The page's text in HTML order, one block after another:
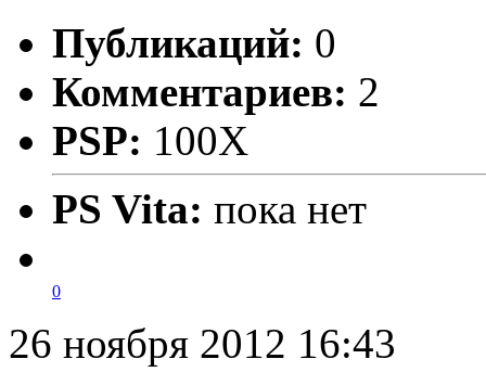
Публикаций: 0
Комментариев: 2
PSP: 100X
PS Vita: пока нет
0
26 ноября 2012 16:43